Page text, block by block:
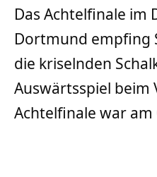
Das Achtelfinale im
Dortmund empfing
die kriselnden
Auswärtsspiel beim
Achtelfinale war am